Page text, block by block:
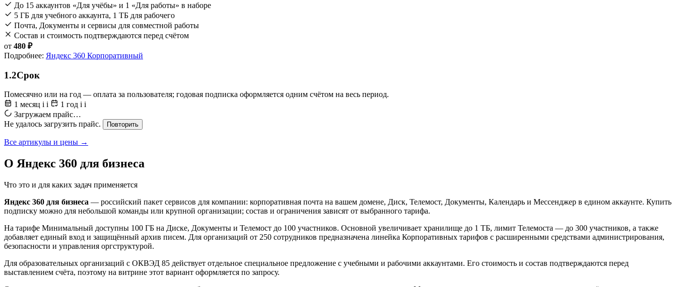
До 15 аккаунтов «Для учёбы» и 1 «Для работы» в наборе
5 ГБ для учебного аккаунта, 1 ТБ для рабочего
Почта, Документы и сервисы для совместной работы
Состав и стоимость подтверждаются перед счётом
от 480 ₽
Подробнее: Яндекс 360 Корпоративный
1.2Срок
Помесячно или на год — оплата за пользователя; годовая подписка оформляется одним счётом на весь период.
1 месяц i i 1 год i i
Загружаем прайс…
Не удалось загрузить прайс.
Повторить
Все артикулы и цены →
О Яндекс 360 для бизнеса
Что это и для каких задач применяется
Яндекс 360 для бизнеса — российский пакет сервисов для компании: корпоративная почта на вашем домене, Диск, Телемост, Документы, Календарь и Мессенджер в едином аккаунте. Купить
подписку можно для небольшой команды или крупной организации; состав и ограничения зависят от выбранного тарифа.
На тарифе Минимальный доступны 100 ГБ на Диске, Документы и Телемост до 100 участников. Основной увеличивает хранилище до 1 ТБ, лимит Телемоста — до 300 участников, а также
добавляет единый вход и защищённый архив писем. Для организаций от 250 сотрудников предназначена линейка Корпоративных тарифов с расширенными средствами администрирования,
безопасности и управления оргструктурой.
Для образовательных организаций с ОКВЭД 85 действует отдельное специальное предложение с учебными и рабочими аккаунтами. Его стоимость и состав подтверждаются перед
выставлением счёта, поэтому на витрине этот вариант оформляется по запросу.